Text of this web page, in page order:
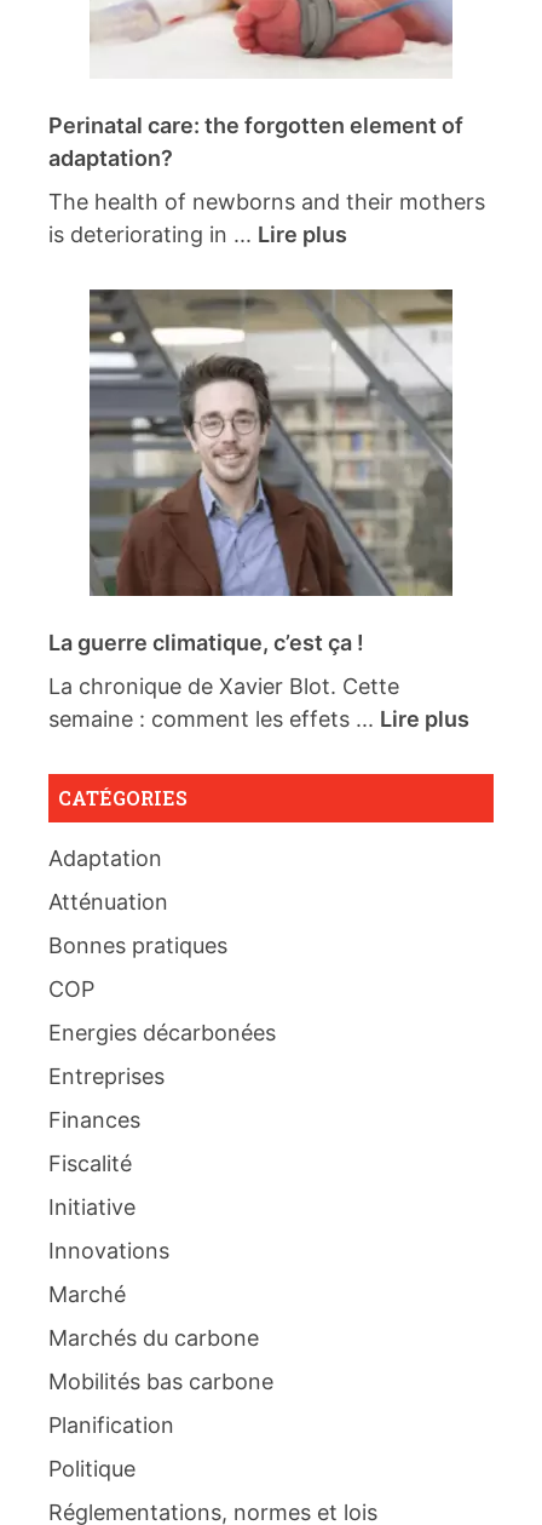
Perinatal care: the forgotten element of
adaptation?
The health of newborns and their mothers
is deteriorating in ... Lire plus
La guerre climatique, c’est ça !
La chronique de Xavier Blot. Cette
semaine : comment les effets ... Lire plus
CATÉGORIES
Adaptation
Atténuation
Bonnes pratiques
COP
Energies décarbonées
Entreprises
Finances
Fiscalité
Initiative
Innovations
Marché
Marchés du carbone
Mobilités bas carbone
Planification
Politique
Réglementations, normes et lois